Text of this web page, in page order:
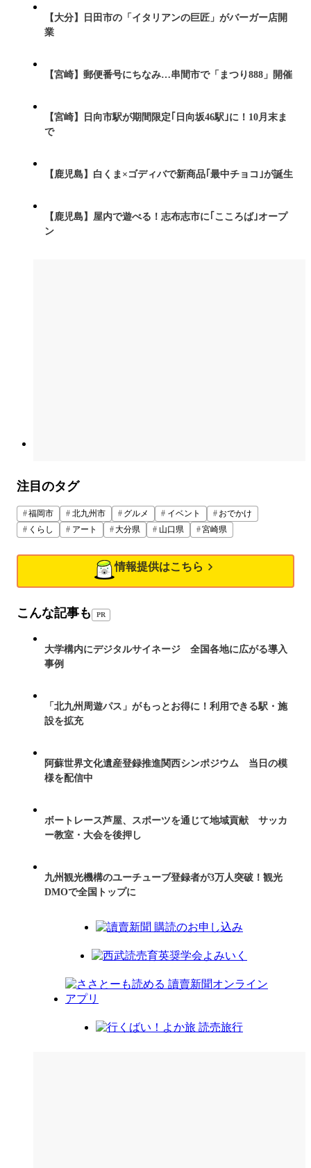
【大分】日田市の「イタリアンの巨匠」がバーガー店開
業
【宮崎】郵便番号にちなみ…串間市で「まつり888」開催
【宮崎】日向市駅が期間限定｢日向坂46駅｣に！10月末ま
で
【鹿児島】白くま×ゴディバで新商品｢最中チョコ｣が誕生
【鹿児島】屋内で遊べる！志布志市に｢こころば｣オープ
ン
注目のタグ
福岡市 北九州市 グルメ イベント
おでかけ
くらし
アート 大分県 山口県 宮崎県
情報提供はこちら
こんな記事も PR
大学構内にデジタルサイネージ 全国各地に広がる導入
事例
「北九州周遊パス」がもっとお得に！利用できる駅・施
設を拡充
阿蘇世界文化遺産登録推進関西シンポジウム 当日の模
様を配信中
ボートレース芦屋、スポーツを通じて地域貢献 サッカ
ー教室・大会を後押し
九州観光機構のユーチューブ登録者が3万人突破！観光
DMOで全国トップに